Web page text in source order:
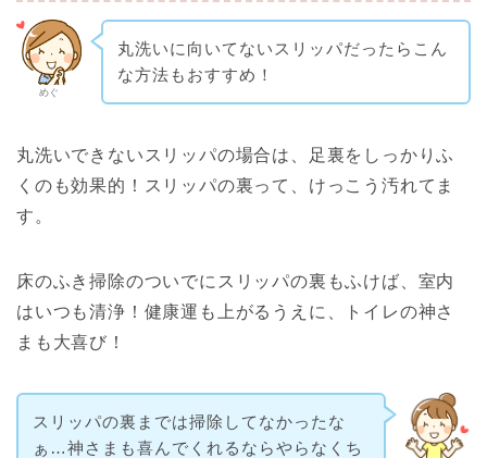
めぐ
丸洗いに向いてないスリッパだったらこん
な方法もおすすめ！
丸洗いできないスリッパの場合は、足裏をしっかりふ
くのも効果的！スリッパの裏って、けっこう汚れてま
す。
床のふき掃除のついでにスリッパの裏もふけば、室内
はいつも清浄！健康運も上がるうえに、トイレの神さ
まも大喜び！
スリッパの裏までは掃除してなかったな
ぁ…神さまも喜んでくれるならやらなくち